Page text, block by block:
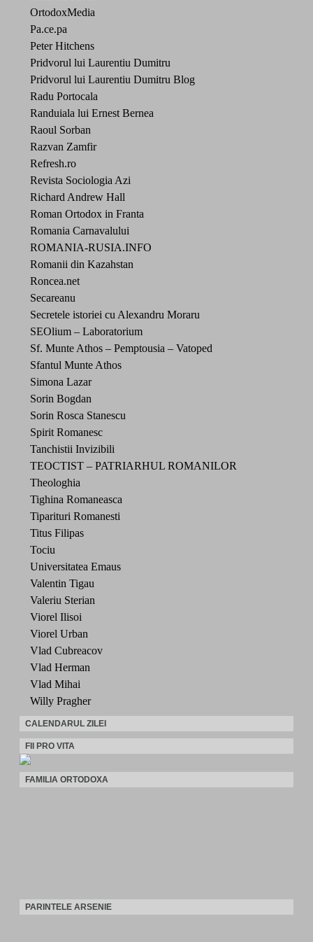
OrtodoxMedia
Pa.ce.pa
Peter Hitchens
Pridvorul lui Laurentiu Dumitru
Pridvorul lui Laurentiu Dumitru Blog
Radu Portocala
Randuiala lui Ernest Bernea
Raoul Sorban
Razvan Zamfir
Refresh.ro
Revista Sociologia Azi
Richard Andrew Hall
Roman Ortodox in Franta
Romania Carnavalului
ROMANIA-RUSIA.INFO
Romanii din Kazahstan
Roncea.net
Secareanu
Secretele istoriei cu Alexandru Moraru
SEOlium – Laboratorium
Sf. Munte Athos – Pemptousia – Vatoped
Sfantul Munte Athos
Simona Lazar
Sorin Bogdan
Sorin Rosca Stanescu
Spirit Romanesc
Tanchistii Invizibili
TEOCTIST – PATRIARHUL ROMANILOR
Theologhia
Tighina Romaneasca
Tiparituri Romanesti
Titus Filipas
Tociu
Universitatea Emaus
Valentin Tigau
Valeriu Sterian
Viorel Ilisoi
Viorel Urban
Vlad Cubreacov
Vlad Herman
Vlad Mihai
Willy Pragher
CALENDARUL ZILEI
FII PRO VITA
FAMILIA ORTODOXA
PARINTELE ARSENIE